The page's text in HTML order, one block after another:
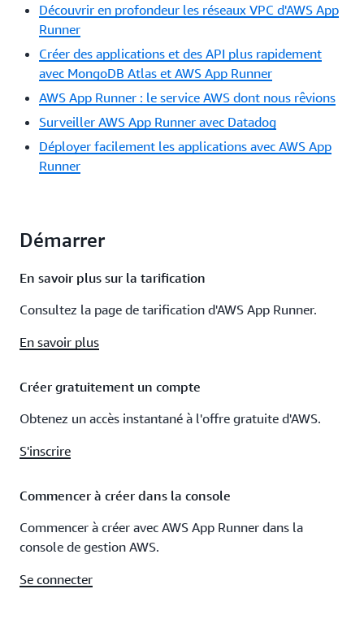
Découvrir en profondeur les réseaux VPC d'AWS App
Runner
Créer des applications et des API plus rapidement
avec MongoDB Atlas et AWS App Runner
AWS App Runner : le service AWS dont nous rêvions
Surveiller AWS App Runner avec Datadog
Déployer facilement les applications avec AWS App
Runner
Démarrer
En savoir plus sur la tarification
Consultez la page de tarification d'AWS App Runner.
En savoir plus
Créer gratuitement un compte
Obtenez un accès instantané à l'offre gratuite d'AWS.
S'inscrire
Commencer à créer dans la console
Commencer à créer avec AWS App Runner dans la
console de gestion AWS.
Se connecter